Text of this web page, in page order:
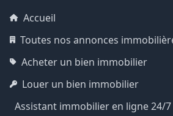
Accueil
Toutes nos annonces
Acheter un bien immobilier
Louer un bien immobilier
Assistant immobilier en ligne 24/7